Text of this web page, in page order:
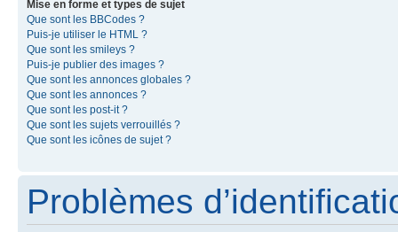
Mise en forme et types de sujet
Que sont les BBCodes ?
Puis-je utiliser le HTML ?
Que sont les smileys ?
Puis-je publier des images ?
Que sont les annonces globales ?
Que sont les annonces ?
Que sont les post-it ?
Que sont les sujets verrouillés ?
Que sont les icônes de sujet ?
Problèmes